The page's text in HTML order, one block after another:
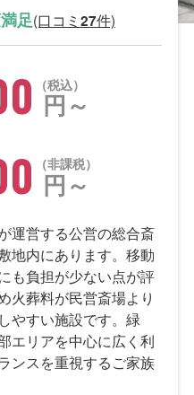
足(口コミ 27件)
税込
円～
円～
非課税
運営する公営の総合斎
地内にあります。移動
も負担が少ない点が評
火葬料が民営斎場より
やすい施設です。緑
エリアを中心に広く利
ンスを重視するご家族